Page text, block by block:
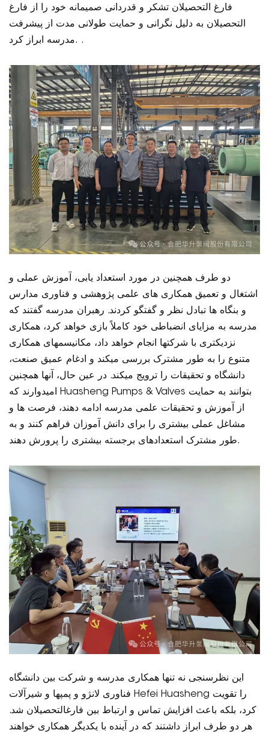
فارغ التحصیلان تشکر و قدردانی صمیمانه خود را از فارغ
التحصیلان به دلیل نگرانی و حمایت طولانی مدت از پیشرفت
مدرسه ابراز کرد. .
دو طرف همچنین در مورد استعداد یابی، آموزش عملی و
اشتغال و تعمیق همکاری های علمی پژوهشی و فناوری مدارس
و بنگاه ها تبادل نظر و گفتگو کردند. رهبران مدرسه گفتند که
مدرسه به مزایای انضباطی خود کاملاً بازی خواهد کرد، همکاری
نزدیکتری با شرکتها انجام خواهد داد، مکانیسمهای همکاری
متنوع را به طور مشترک بررسی میکند و ادغام عمیق صنعت،
دانشگاه و تحقیقات را ترویج میکند. در عین حال، آنها همچنین
امیدوارند که Huasheng Pumps & Valves بتوانند به حمایت
از آموزش و تحقیقات علمی مدرسه ادامه دهند، فرصت ها و
مشاغل عملی بیشتری را برای دانش آموزان فراهم کنند و به
طور مشترک استعدادهای برجسته بیشتری را پرورش دهند.
این نظرسنجی نه تنها همکاری مدرسه و شرکت بین دانشگاه
فناوری لانژو و پمپها و شیرآلات Hefei Huasheng را تقویت
کرد، بلکه باعث افزایش تماس و ارتباط بین فارغالتحصیلان شد.
هر دو طرف ابراز داشتند که در آینده با یکدیگر همکاری خواهند